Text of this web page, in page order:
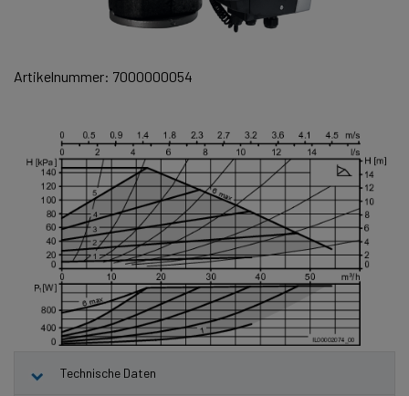
Artikelnummer: 7000000054
Technische Daten